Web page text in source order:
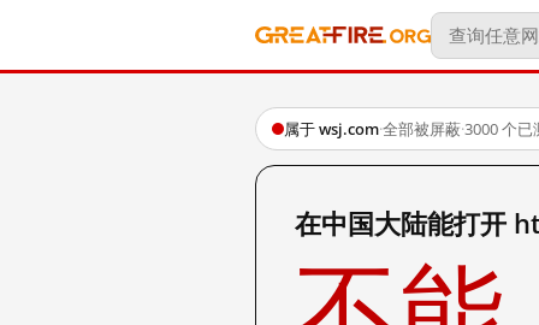
属于 wsj.com·全部被屏蔽·3000 个已
在中国大陆能打开
不能